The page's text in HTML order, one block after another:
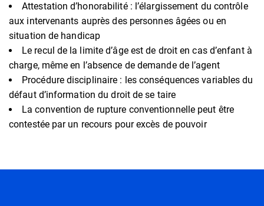
Attestation d’honorabilité : l’élargissement du contrôle
aux intervenants auprès des personnes âgées ou en
situation de handicap
Le recul de la limite d’âge est de droit en cas d’enfant à
charge, même en l’absence de demande de l’agent
Procédure disciplinaire : les conséquences variables du
défaut d’information du droit de se taire
La convention de rupture conventionnelle peut être
contestée par un recours pour excès de pouvoir